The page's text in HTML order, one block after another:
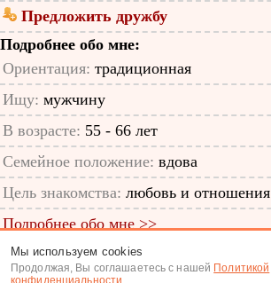
Предложить дружбу
Подробнее обо мне:
Ориентация: традиционная
Ищу: мужчину
В возрасте: 55 - 66 лет
Семейное положение: вдова
Цель знакомства: любовь и отношения
Подробнее обо мне >>
ID анкеты: 30976411
Мы используем cookies
Продолжая, Вы соглашаетесь с нашей Политикой
конфиденциальности